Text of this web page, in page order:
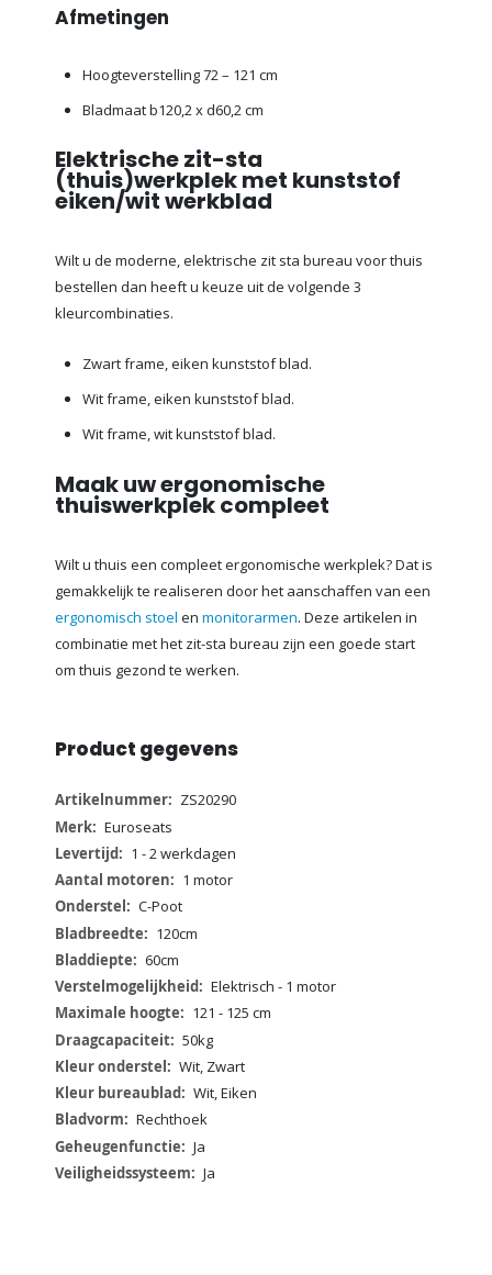
Afmetingen
Hoogteverstelling 72 – 121 cm
Bladmaat b120,2 x d60,2 cm
Elektrische zit-sta
(thuis)werkplek met kunststof
eiken/wit werkblad
Wilt u de moderne, elektrische zit sta bureau voor thuis
bestellen dan heeft u keuze uit de volgende 3
kleurcombinaties.
Zwart frame, eiken kunststof blad.
Wit frame, eiken kunststof blad.
Wit frame, wit kunststof blad.
Maak uw ergonomische
thuiswerkplek compleet
Wilt u thuis een compleet ergonomische werkplek? Dat is
gemakkelijk te realiseren door het aanschaffen van een
ergonomisch stoel en monitorarmen. Deze artikelen in
combinatie met het zit-sta bureau zijn een goede start
om thuis gezond te werken.
Product gegevens
Meer
informatie
ZS20290
Euroseats
1 - 2 werkdagen
1 motor
C-Poot
120cm
60cm
Elektrisch - 1 motor
121 - 125 cm
50kg
Wit, Zwart
Wit, Eiken
Rechthoek
Ja
Ja